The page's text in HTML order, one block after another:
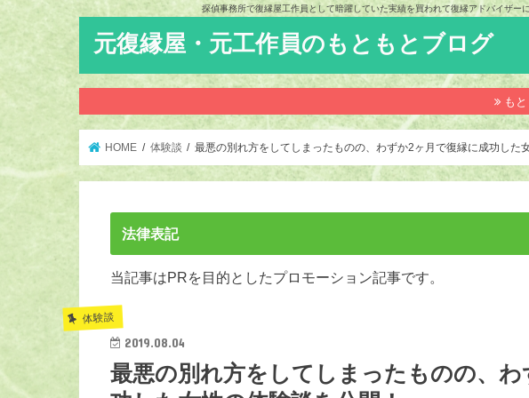
探偵事務所で復縁屋工作員として暗躍していた実績を買われて復縁アドバイザ
元復縁屋・元工作員のもともとブログ
も
HOME 体験談 最悪の別れ方をしてしまったものの、わずか2ヶ月で復縁に成功した
法律表記
当記事はPRを目的としたプロモーション記事です。
体験談
2019.08.04
最悪の別れ方をしてしまったものの、